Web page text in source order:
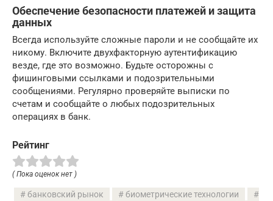
Обеспечение безопасности платежей и защита
данных
Всегда используйте сложные пароли и не сообщайте их
никому. Включите двухфакторную аутентификацию
везде, где это возможно. Будьте осторожны с
фишинговыми ссылками и подозрительными
сообщениями. Регулярно проверяйте выписки по
счетам и сообщайте о любых подозрительных
операциях в банк.
Рейтинг
( Пока оценок нет )
банковский рынок
биометрические технологии